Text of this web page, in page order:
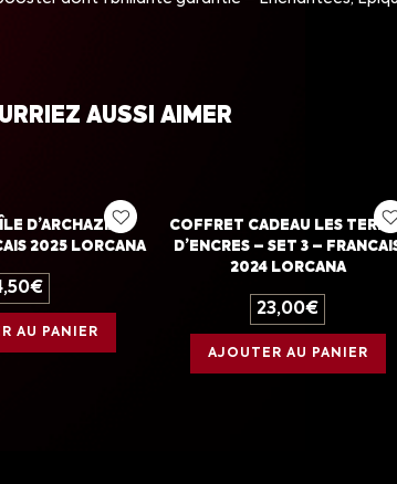
AUSSI AIMER
D’ARCHAZIA –
2025 LORCANA
€
AU PANIER
COFFRET CADEAU LES
D’ENCRES – SET 3 –
2024 LORCANA
23,00€
AJOUTER AU PANIER